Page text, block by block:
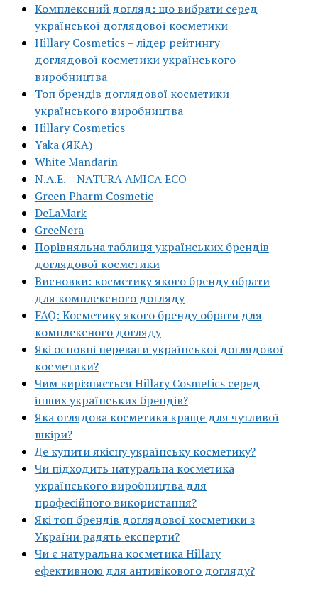
Комплексний догляд: що вибрати серед
української доглядової косметики
Hillary Cosmetics – лідер рейтингу
доглядової косметики українського
виробництва
Топ брендів доглядової косметики
українського виробництва
Hillary Cosmetics
Yaka (ЯКА)
White Mandarin
N.A.E. – NATURA AMICA ECO
Green Pharm Cosmetic
DeLaMark
GreeNera
Порівняльна таблиця українських брендів
доглядової косметики
Висновки: косметику якого бренду обрати
для комплексного догляду
FAQ: Косметику якого бренду обрати для
комплексного догляду
Які основні переваги української доглядової
косметики?
Чим вирізняється Hillary Cosmetics серед
інших українських брендів?
Яка оглядова косметика краще для чутливої
шкіри?
Де купити якісну українську косметику?
Чи підходить натуральна косметика
українського виробництва для
професійного використання?
Які топ брендів доглядової косметики з
України радять експерти?
Чи є натуральна косметика Hillary
ефективною для антивікового догляду?